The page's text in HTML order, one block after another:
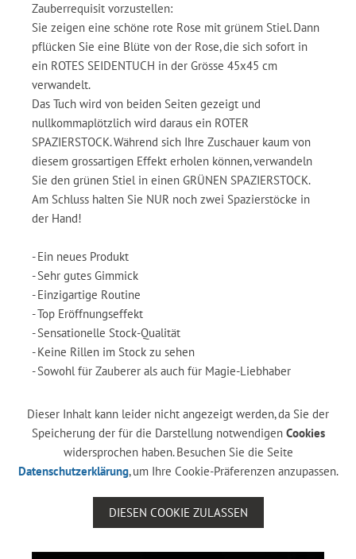
Zauberrequisit vorzustellen:
Sie zeigen eine schöne rote Rose mit grünem Stiel. Dann
pflücken Sie eine Blüte von der Rose, die sich sofort in
ein ROTES SEIDENTUCH in der Grösse 45x45 cm
verwandelt.
Das Tuch wird von beiden Seiten gezeigt und
nullkommaplötzlich wird daraus ein ROTER
SPAZIERSTOCK. Während sich Ihre Zuschauer kaum von
diesem grossartigen Effekt erholen können, verwandeln
Sie den grünen Stiel in einen GRÜNEN SPAZIERSTOCK.
Am Schluss halten Sie NUR noch zwei Spazierstöcke in
der Hand!
- Ein neues Produkt
- Sehr gutes Gimmick
- Einzigartige Routine
- Top Eröffnungseffekt
- Sensationelle Stock-Qualität
- Keine Rillen im Stock zu sehen
- Sowohl für Zauberer als auch für Magie-Liebhaber
Dieser Inhalt kann leider nicht angezeigt werden, da Sie der
Speicherung der für die Darstellung notwendigen Cookies
widersprochen haben. Besuchen Sie die Seite
Datenschutzerklärung, um Ihre Cookie-Präferenzen anzupassen.
DIESEN COOKIE ZULASSEN